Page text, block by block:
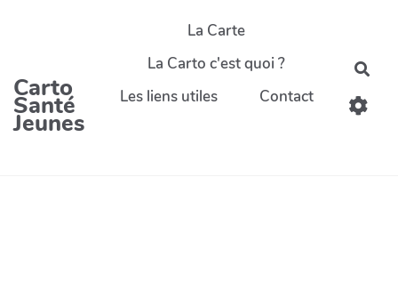
Carto
Santé
Jeunes
La Carte
La Carto c'est quoi ?
Les liens utiles
Contact